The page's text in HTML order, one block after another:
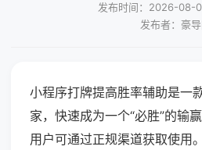
发布时间：2026-08-
发布者：豪
小程序打牌提高胜率辅助是一
家，快速成为一个“必胜”的输
用户可通过正规渠道获取使用。